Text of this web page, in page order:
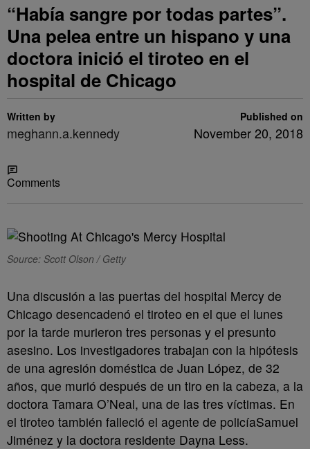
“Había sangre por todas partes”.
Una pelea entre un hispano y una
doctora inició el tiroteo en el
hospital de Chicago
Written by
meghann.a.kennedy
Published on
November 20, 2018
Comments
Source: Scott Olson / Getty
Una discusión a las puertas del hospital Mercy de
Chicago desencadenó el tiroteo en el que el lunes
por la tarde murieron tres personas y el presunto
asesino. Los investigadores trabajan con la hipótesis
de una agresión doméstica de Juan López, de 32
años, que murió después de un tiro en la cabeza, a la
doctora Tamara O’Neal, una de las tres víctimas. En
el tiroteo también falleció el agente de policíaSamuel
Jiménez y la doctora residente Dayna Less.